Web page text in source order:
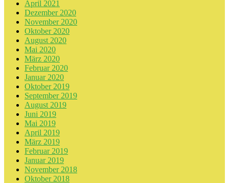
April 2021
Dezember 2020
November 2020
Oktober 2020
August 2020
Mai 2020
März 2020
Februar 2020
Januar 2020
Oktober 2019
September 2019
August 2019
Juni 2019
Mai 2019
April 2019
März 2019
Februar 2019
Januar 2019
November 2018
Oktober 2018